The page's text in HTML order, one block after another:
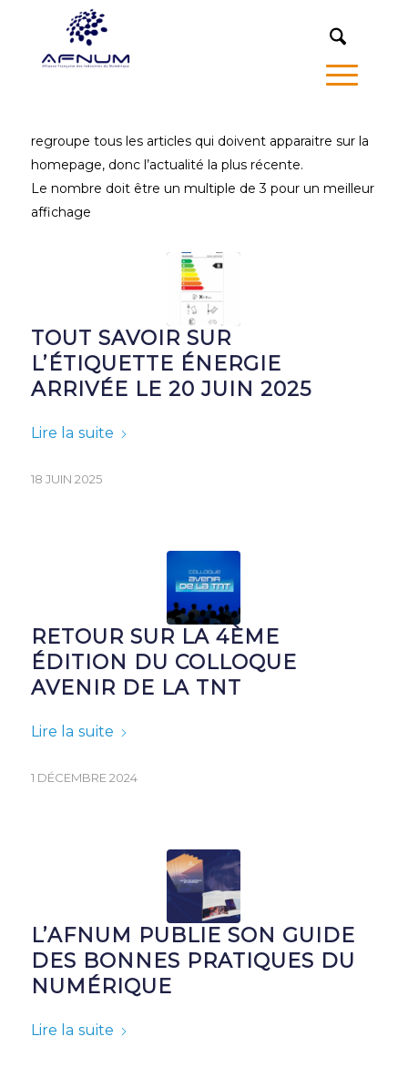
regroupe tous les articles qui doivent apparaitre sur la
homepage, donc l’actualité la plus récente.
Le nombre doit être un multiple de 3 pour un meilleur
affichage
TOUT SAVOIR SUR
L’ÉTIQUETTE ÉNERGIE
ARRIVÉE LE 20 JUIN 2025
Lire la suite
18 JUIN 2025
RETOUR SUR LA 4ÈME
ÉDITION DU COLLOQUE
AVENIR DE LA TNT
Lire la suite
1 DÉCEMBRE 2024
L’AFNUM PUBLIE SON GUIDE
DES BONNES PRATIQUES DU
NUMÉRIQUE
Lire la suite